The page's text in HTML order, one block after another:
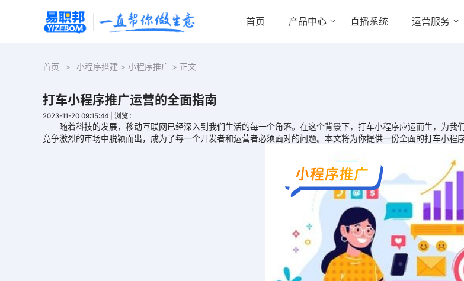
首页 产品中心 直播系统 运营服务
首页 > 小程序搭建 > 小程序推广 > 正文
打车小程序推广运营的全面指南
2023-11-20 09:15:44 浏览：
随着科技的发展，移动互联网已经深入到我们生活的每一个角落。在这个背景下，打车小程序应运而生，为我
竞争激烈的市场中脱颖而出，成为了每一个开发者和运营者必须面对的问题。本文将为你提供一份全面的打车小程